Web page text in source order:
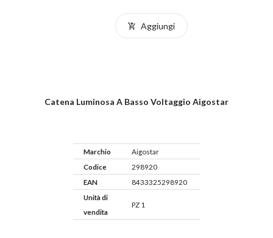
Aggiungi
Catena Luminosa A Basso Voltaggio Aigostar
Marchio
Aigostar
Codice
298920
EAN
8433325298920
Unità di
vendita
PZ 1